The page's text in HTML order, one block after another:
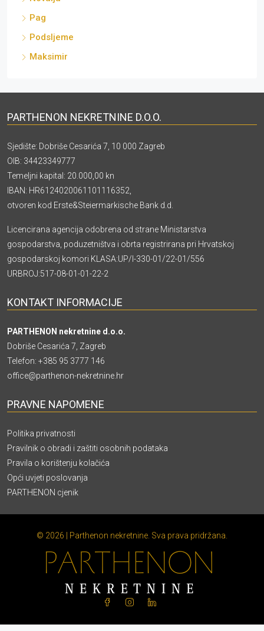
Pag
Podsljeme
Maksimir
PARTHENON NEKRETNINE D.O.O.
Sjedište: Dobriše Cesarića 7, 10 000 Zagreb
OIB: 34423349777
Temeljni kapital: 20.000,00 kn
IBAN: HR6124020061101116352,
otvoren kod Erste&Steiermarkische Bank d.d.
Licencirana agencija odobrena od strane Ministarstva
gospodarstva, poduzetništva i obrta registrirana pri Hrvatskoj
gospodarskoj komori KLASA:UP/I-330-01/22-01/556
URBROJ:517-08-01-01-22-2
KONTAKT INFORMACIJE
PARTHENON nekretnine d.o.o.
Dobriše Cesarića 7, Zagreb
Telefon: +385 95 3777 146
office@parthenon-nekretnine.hr
PRAVNE NAPOMENE
Politika privatnosti
Pravilnik o obradi i zaštiti osobnih podataka
Pravila o korištenju kolačića
Opći uvjeti poslovanja
PARTHENON cjenik
© 2026 | Parthenon nekretnine. Sva prava pridržana.